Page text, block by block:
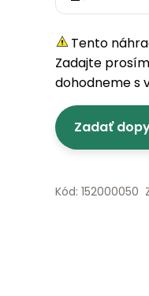
Tento
Zadajte
dohodneme s
Zadať
Kód: 152000050